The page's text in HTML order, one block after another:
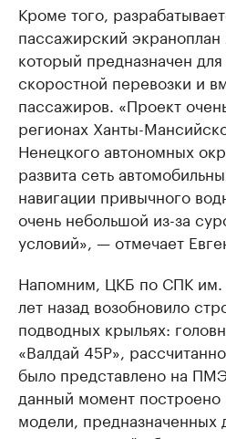
Кроме того,
пассажирский экраноплан
который предназначен
скоростной перевозки и
пассажиров. «Проект
регионах Ханты-
Ненецкого автономных
развита сеть
навигации привычного
очень небольшой из-за
условий», — отмечает
Напомним, ЦКБ по СПК им.
лет назад возобновило
подводных крыльях:
«Валдай 45Р»,
было представлено на
данный момент построено
модели, предназначенных